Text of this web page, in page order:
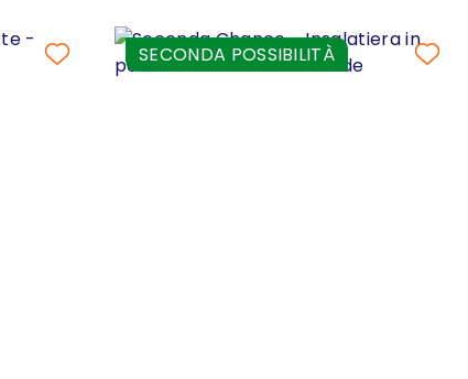
SECONDA POSSIBILITÀ